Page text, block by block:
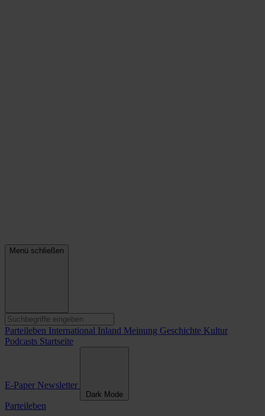
Menü schließen
Parteileben International Inland Meinung Geschichte Kultur
Podcasts Startseite
E-Paper Newsletter
Dark Mode
Parteileben